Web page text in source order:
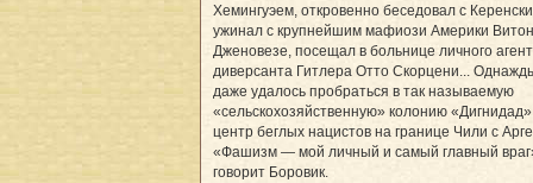
Хемингуэем, откровенно беседовал с
ужинал с крупнейшим мафиози Америки
Дженовезе, посещал в больнице личного
диверсанта Гитлера Отто Скорцени...
даже удалось пробраться в так называемую
«сельскохозяйственную» колонию
центр беглых нацистов на границе Чили с
«Фашизм — мой личный и самый главный
говорит Боровик.